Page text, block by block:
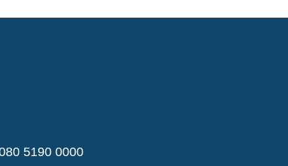
5190 0000